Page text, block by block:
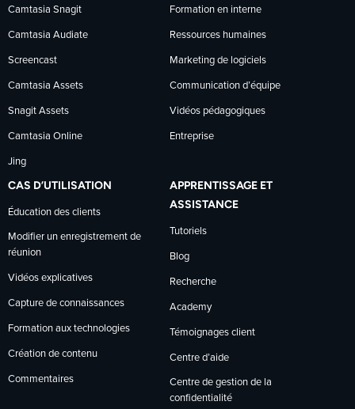
Facebook
LinkedIn
YouTube
Camtasia Snagit
Camtasia Audiate
Screencast
Camtasia Assets
Snagit Assets
Camtasia Online
Jing
Formation en interne
Ressources humaines
Marketing de logiciels
Communication d’équipe
Vidéos pédagogiques
Entreprise
CAS D’UTILISATION
Éducation des clients
Modifier un enregistrement de
réunion
Vidéos explicatives
Capture de connaissances
Formation aux technologies
Création de contenu
Commentaires
APPRENTISSAGE ET
ASSISTANCE
Tutoriels
Blog
Recherche
Academy
Témoignages client
Centre d’aide
Centre de gestion de la
confidentialité